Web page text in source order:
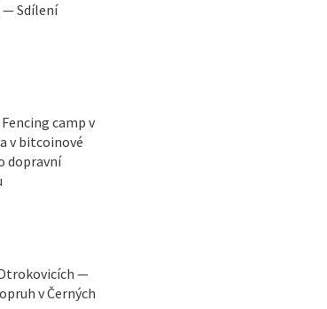
— Sdílení
camp v
v bitcoinové
dopravní
—
v Černých